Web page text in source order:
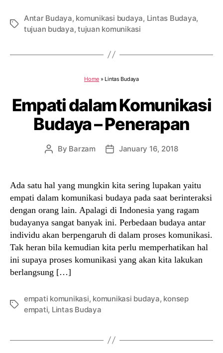
Tags
Antar Budaya, komunikasi budaya, Lintas Budaya,
tujuan budaya,tujuan komunikasi
Home » Lintas Budaya
Empati dalam Komunikasi
Budaya – Penerapan
Post
By Barzam
PostJanuary 16, 2018
Ada satu hal yang mungkin kita sering lupakan yaitu
empati dalam komunikasi budaya pada saat berinteraksi
dengan orang lain. Apalagi di Indonesia yang ragam
budayanya sangat banyak ini. Perbedaan budaya antar
individu akan berpengaruh di dalam proses komunikasi.
Tak heran bila kemudian kita perlu memperhatikan hal
ini supaya proses komunikasi yang akan kita lakukan
berlangsung […]
Tags
empati komunikasi, komunikasi budaya, konsep
empati, Lintas Budaya